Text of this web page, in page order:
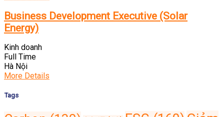
Business Development Executive (Solar
Energy)
Kinh doanh
Full Time
Hà Nội
More Details
Tags